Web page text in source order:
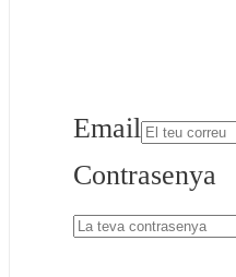
Email
Contrasenya